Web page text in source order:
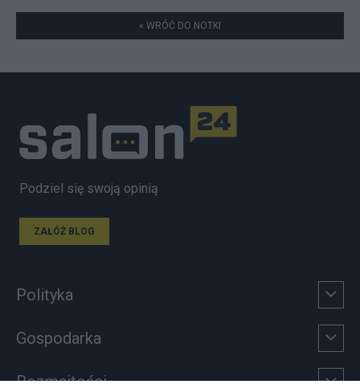
« WRÓĆ DO NOTKI
Podziel się swoją opinią
ZAŁÓŻ BLOG
Polityka
Gospodarka